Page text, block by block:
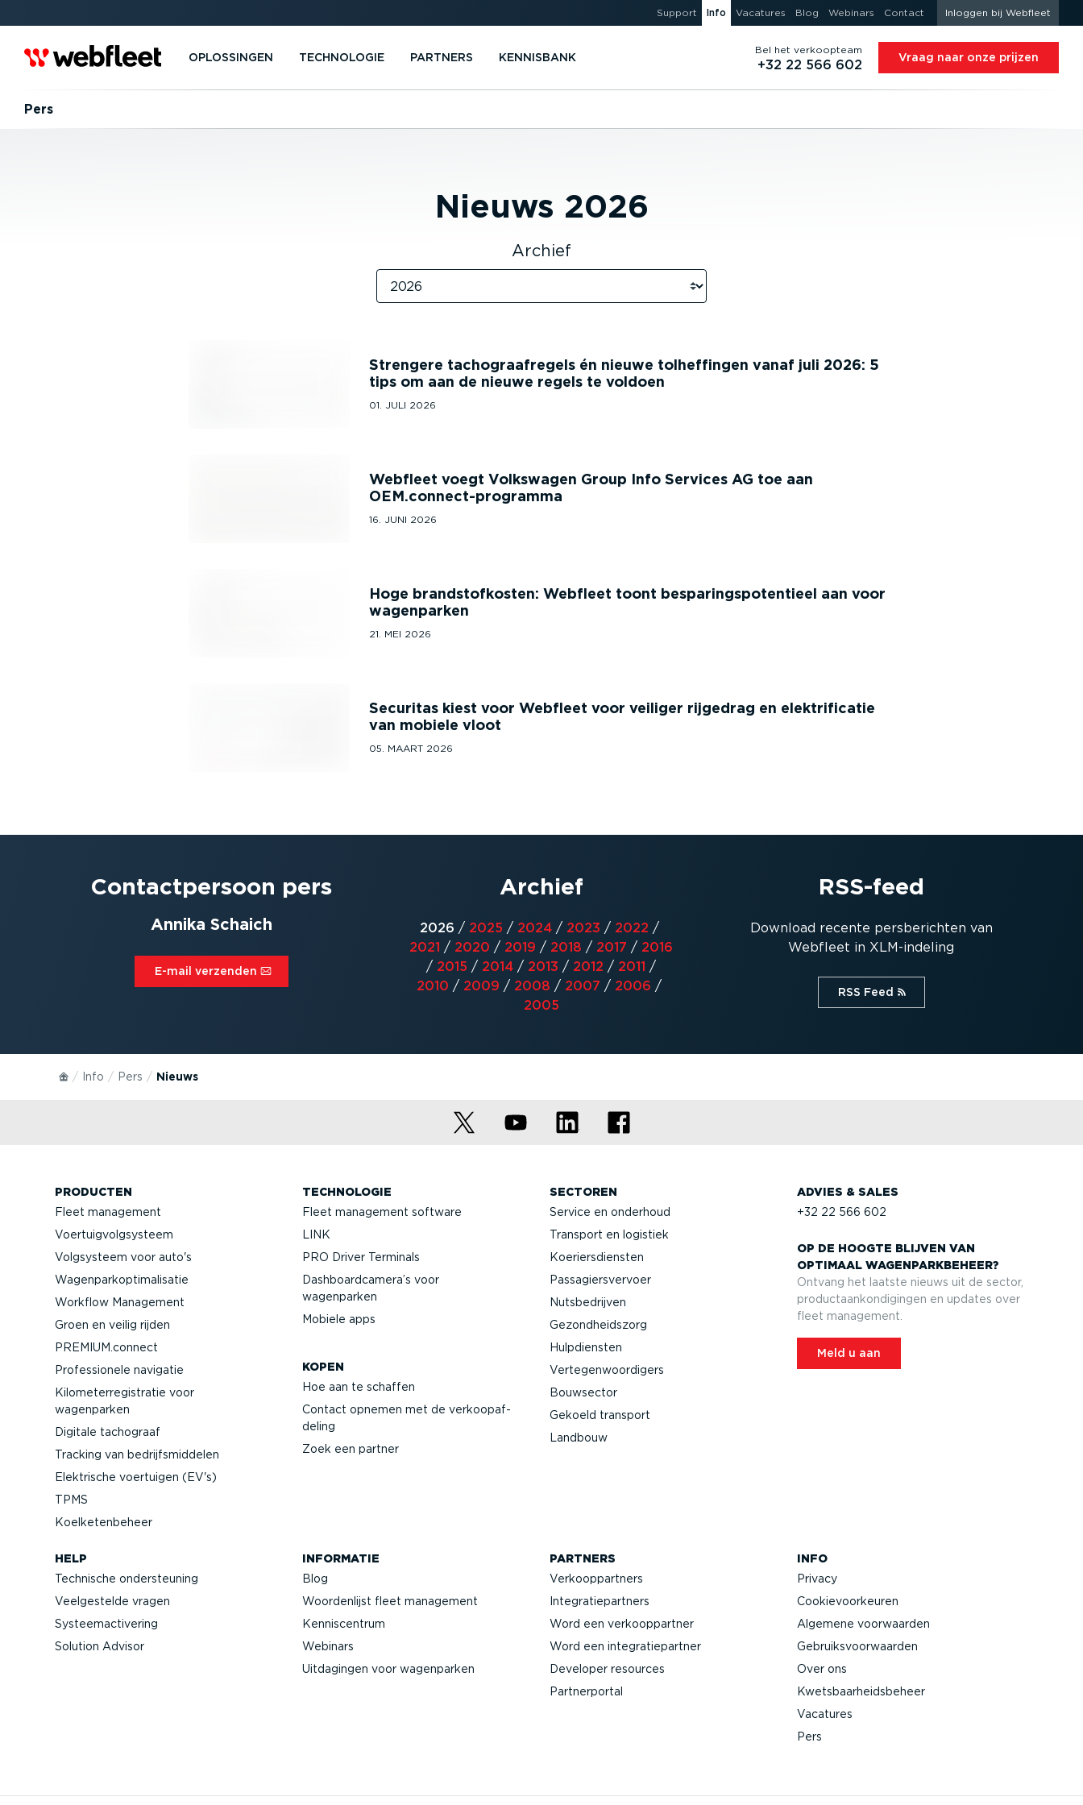
Support Info Vacatures Blog Webinars Contact Inloggen bij Webfleet
OPLOSSINGEN TECHNOLOGIE PARTNERS KENNISBANK
Bel het verkoopteam
+32 22 566 602 Vraag naar onze prijzen
Pers
Nieuws 2026
Archief
Strengere tachograafregels én nieuwe tolheffingen vanaf juli 2026: 5
tips om aan de nieuwe regels te voldoen
01. JULI 2026
Webfleet voegt Volkswagen Group Info Services AG toe aan
OEM.connec­t-­pro­gramma
16. JUNI 2026
Hoge brand­stof­kosten: Webfleet toont bespa­rings­po­ten­tieel aan voor
wagenparken
21. MEI 2026
Securitas kiest voor Webfleet voor veiliger rijgedrag en elektrificatie
van mobiele vloot
05. MAART 2026
Contact­persoon pers
Annika Schaich
E-mail verzenden⁠
Archief
2026 / 2025 / 2024/ 2023 / 2022 /
2021 / 2020 / 2019 / 2018 / 2017 / 2016
/ 2015 / 2014 / 2013 / 2012 / 2011 /
2010 / 2009 / 2008 / 2007 / 2006 /
2005
RSS-feed
Download recente persbe­richten van
Webfleet in XLM-in­deling
RSS Feed⁠
Info Pers Nieuws
PRODUCTEN
Fleet management
Voertuig­volg­systeem
Volgsysteem voor auto's
Wagen­par­kop­ti­ma­li­satie
Workflow Management
Groen en veilig rijden
PREMIUM.connect
Profes­si­onele navigatie
Kilome­ter­re­gi­stratie voor
wagenparken
Digitale tachograaf
Tracking van bedrijfs­mid­delen
Elektrische voertuigen (EV's)
TPMS
Koelke­ten­beheer
TECHNOLOGIE
Fleet management software
LINK
PRO Driver Terminals
Dashboard­camera’s voor
wagenparken
Mobiele apps
KOPEN
Hoe aan te schaffen
Contact opnemen met de verkoop­af­
deling
Zoek een partner
SECTOREN
Service en onderhoud
Transport en logistiek
Koeriers­diensten
Passa­giers­vervoer
Nutsbe­drijven
Gezond­heidszorg
Hulpdiensten
Verte­gen­woor­digers
Bouwsector
Gekoeld transport
Landbouw
ADVIES & SALES
+32 22 566 602
OP DE HOOGTE BLIJVEN VAN
OPTIMAAL WAGEN­PARK­BEHEER?
Ontvang het laatste nieuws uit de sector,
product­aan­kon­di­gingen en updates over
fleet management.
Meld u aan
HELP
Technische onder­steuning
Veelge­stelde vragen
Systeem­ac­ti­vering
Solution Advisor
INFORMATIE
Blog
Woorden­lijst fleet management
Kennis­centrum
Webinars
Uitdagingen voor wagenparken
PARTNERS
Verkoop­partners
Integra­tie­partners
Word een verkoop­partner
Word een integra­tie­partner
Developer resources
Partner­portal
INFO
Privacy
Cookie­voor­keuren
Algemene voorwaarden
Gebruiks­voor­waarden
Over ons
Kwets­baar­heids­beheer
Vacatures
Pers